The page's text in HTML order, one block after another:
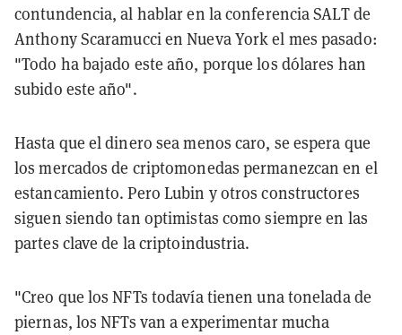
contundencia, al hablar en la conferencia SALT de
Anthony Scaramucci en Nueva York el mes pasado:
"Todo ha bajado este año, porque los dólares han
subido este año".
Hasta que el dinero sea menos caro, se espera que
los mercados de criptomonedas permanezcan en el
estancamiento. Pero Lubin y otros constructores
siguen siendo tan optimistas como siempre en las
partes clave de la criptoindustria.
"Creo que los NFTs todavía tienen una tonelada de
piernas, los NFTs van a experimentar mucha